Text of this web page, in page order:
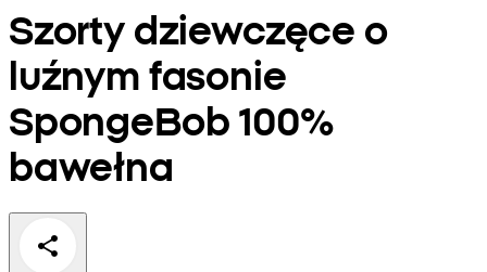
Szorty dziewczęce o
luźnym fasonie
SpongeBob 100%
bawełna